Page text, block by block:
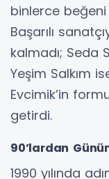
binlerce
Başarılı
kalmadı; Seda
Yeşim Salkım
Evcimik’in
getirdi.
90’lardan
1990 yılında